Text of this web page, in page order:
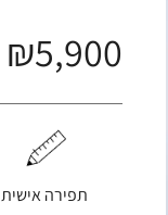
₪5,900
תפירה אישית